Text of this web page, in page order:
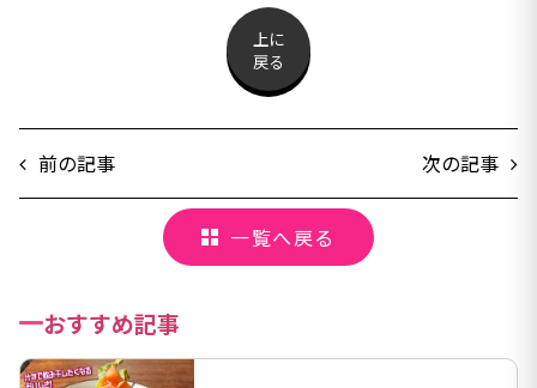
上に
戻る
前の記事 次の記事
一覧へ戻る
おすすめ記事